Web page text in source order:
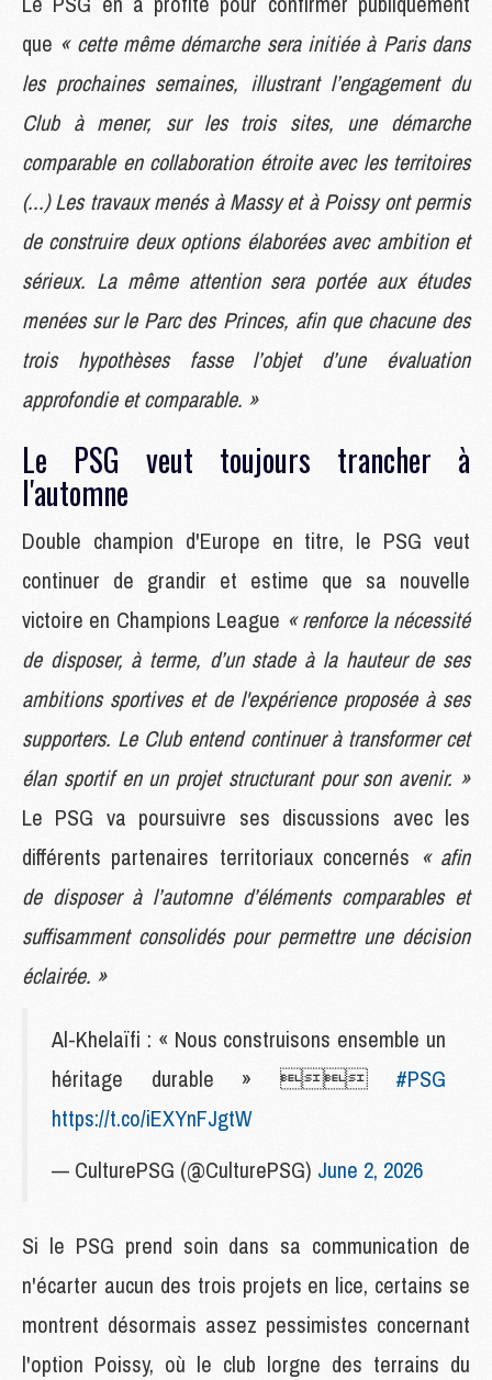
que « cette même démarche sera initiée à Paris dans
les prochaines semaines, illustrant l’engagement du
Club à mener, sur les trois sites, une démarche
comparable en collaboration étroite avec les territoires
(...) Les travaux menés à Massy et à Poissy ont permis
de construire deux options élaborées avec ambition et
sérieux. La même attention sera portée aux études
menées sur le Parc des Princes, afin que chacune des
trois hypothèses fasse l’objet d’une évaluation
approfondie et comparable. »
Le PSG veut toujours trancher à
l'automne
Double champion d'Europe en titre, le PSG veut
continuer de grandir et estime que sa nouvelle
victoire en Champions League « renforce la nécessité
de disposer, à terme, d’un stade à la hauteur de ses
ambitions sportives et de l'expérience proposée à ses
supporters. Le Club entend continuer à transformer cet
élan sportif en un projet structurant pour son avenir. »
Le PSG va poursuivre ses discussions avec les
différents partenaires territoriaux concernés « afin
de disposer à l’automne d’éléments comparables et
suffisamment consolidés pour permettre une décision
éclairée. »
Al-Khelaïfi : « Nous construisons ensemble un
héritage durable »  #PSG
https://t.co/iEXYnFJgtW
— CulturePSG (@CulturePSG) June 2, 2026
Si le PSG prend soin dans sa communication de
n'écarter aucun des trois projets en lice, certains se
montrent désormais assez pessimistes concernant
l'option Poissy, où le club lorgne des terrains du